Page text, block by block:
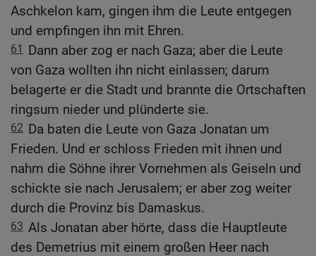
Aschkelon kam, gingen ihm die Leute entgegen
und empfingen ihn mit Ehren.
61 Dann aber zog er nach Gaza; aber die Leute
von Gaza wollten ihn nicht einlassen; darum
belagerte er die Stadt und brannte die Ortschaften
ringsum nieder und plünderte sie.
62 Da baten die Leute von Gaza Jonatan um
Frieden. Und er schloss Frieden mit ihnen und
nahm die Söhne ihrer Vornehmen als Geiseln und
schickte sie nach Jerusalem; er aber zog weiter
durch die Provinz bis Damaskus.
63 Als Jonatan aber hörte, dass die Hauptleute
des Demetrius mit einem großen Heer nach